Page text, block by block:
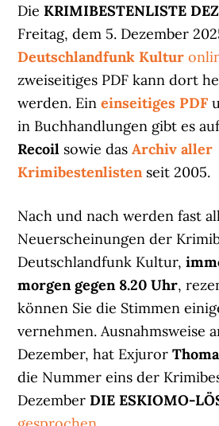
DieKRIMIBESTENLISTE
Freitag, dem 5. Dezember
Deutschlandfunk Kultur
zweiseitiges PDF kann dort
werden. Eineinseitiges PDF
in Buchhandlungen gibt es
Recoil sowie dasArchiv aller
Krimibestenlistenseit 2005.
Nach und nach werden fast
Neuerscheinungen der
Deutschlandfunk Kultur,
morgen gegen 8.20 Uhr,
können Sie die Stimmen
vernehmen. Ausnahmsweise
Dezember, hat Exjuror
die Nummer eins der
DezemberDIE ESKIOMO-